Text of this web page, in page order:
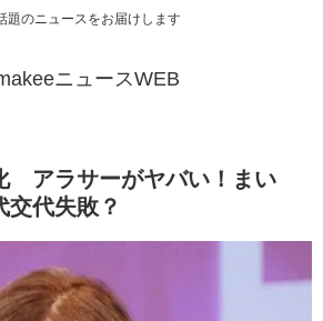
題のニュースをお届けします
ニュースWEB
アラサーがヤバい！まい
交代失敗？